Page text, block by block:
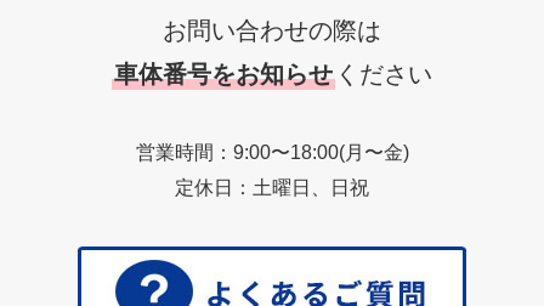
お問い合わせの際は
車体番号をお知らせ ください
営業時間：9:00〜18:00(月〜金)
定休日：土曜日、日祝